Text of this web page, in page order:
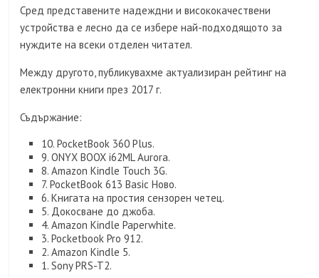
Сред представените надеждни и висококачествени
устройства е лесно да се избере най-подходящото за
нуждите на всеки отделен читател.
Между другото, публикувахме актуализиран рейтинг на
електронни книги през 2017 г.
Съдържание:
10. PocketBook 360 Plus.
9. ONYX BOOX i62ML Aurora.
8. Amazon Kindle Touch 3G.
7. PocketBook 613 Basic Ново.
6. Книгата на простия сензорен четец.
5. Докосване до джоба.
4. Amazon Kindle Paperwhite.
3. Pocketbook Pro 912.
2. Amazon Kindle 5.
1. Sony PRS-T2.